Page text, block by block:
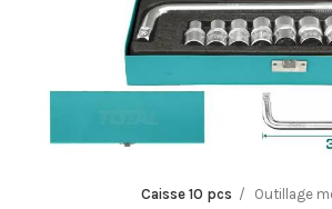
Outillage
Caisse 10 pcs